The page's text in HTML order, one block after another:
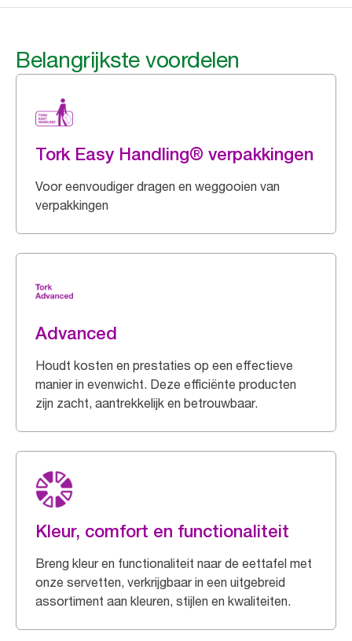
Belangrijkste voordelen
Tork Easy Handling® verpakkingen
Voor eenvoudiger dragen en weggooien van
verpakkingen
Advanced
Houdt kosten en prestaties op een effectieve
manier in evenwicht. Deze efficiënte producten
zijn zacht, aantrekkelijk en betrouwbaar.
Kleur, comfort en functionaliteit
Breng kleur en functionaliteit naar de eettafel met
onze servetten, verkrijgbaar in een uitgebreid
assortiment aan kleuren, stijlen en kwaliteiten.